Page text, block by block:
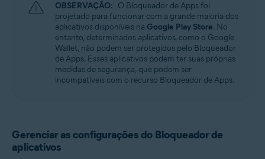
OBSERVAÇÃO: O Bloqueador de Apps foi
projetado para funcionar com a grande maioria dos
aplicativos disponíveis na Google Play Store. No
entanto, determinados aplicativos, como o Google
Wallet, não podem ser protegidos pelo Bloqueador
de Apps. Esses aplicativos podem ter suas próprias
medidas de segurança, que podem ser
incompatíveis com o recurso Bloqueador de Apps.
Gerenciar as configurações do Bloqueador de
aplicativos